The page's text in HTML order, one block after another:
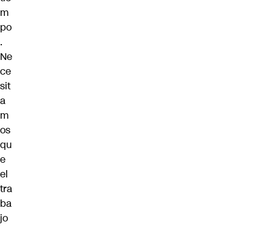
m
po
.
Ne
ce
sit
a
m
os
qu
e
el
tra
ba
jo